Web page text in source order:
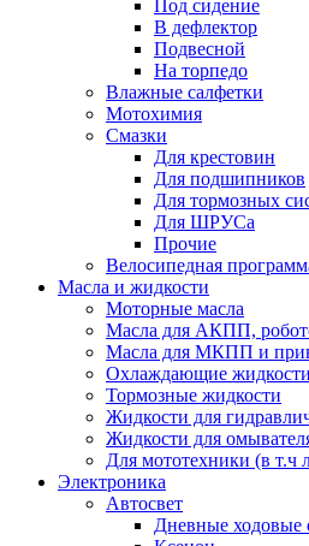
Под сидение
В дефлектор
Подвесной
На торпедо
Влажные салфетки
Мотохимия
Смазки
Для крестовин
Для подшипников
Для тормозных
Для ШРУСа
Прочие
Велосипедная
Масла и жидкости
Моторные масла
Масла для АКПП,
Масла для МКПП и
Охлаждающие жидкости
Тормозные жидкости
Жидкости для
Жидкости для
Для мототехники (в т.ч
Электроника
Автосвет
Дневные